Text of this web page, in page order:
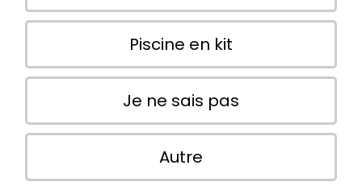
Piscine en kit
Je ne sais pas
Autre